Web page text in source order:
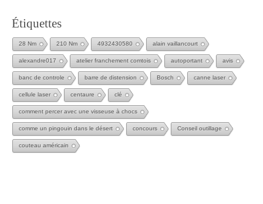
Étiquettes
28 Nm 210 Nm 4932430580 alain vaillancourt
alexandre017 atelier franchement comtois autoportant avis
banc de controle barre de distension Bosch canne laser
cellule laser centaure clé
comment percer avec une visseuse à chocs
comme un pingouin dans le désert concours Conseil outillage
couteau américain